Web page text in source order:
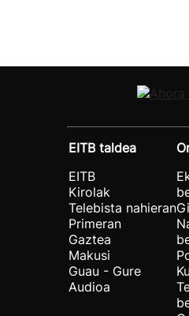
EITB taldea
EITB
Kirolak
Telebista nahieran
Primeran
Gaztea
Makusi
Guau - Gure
Audioa